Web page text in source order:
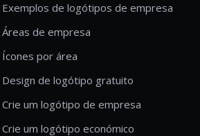
Exemplos de logótipos de empresa
Áreas de empresa
Ícones por área
Design de logótipo gratuito
Crie um logótipo de empresa
Crie um logótipo económico